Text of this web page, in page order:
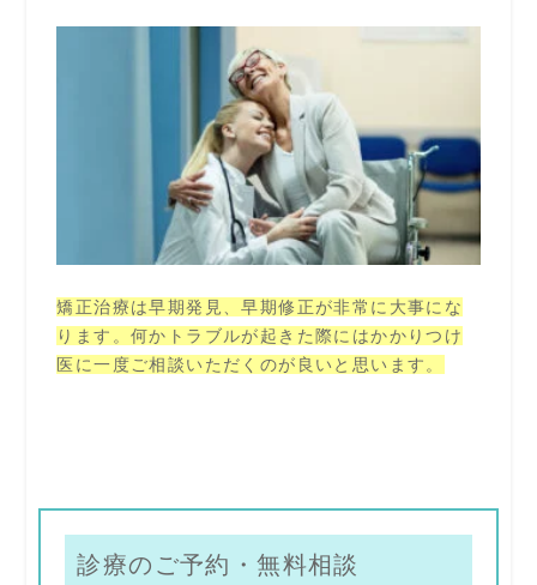
矯正治療は早期発見、早期修正が非常に大事にな
ります。何かトラブルが起きた際にはかかりつけ
医に一度ご相談いただくのが良いと思います。
診療のご予約・無料相談